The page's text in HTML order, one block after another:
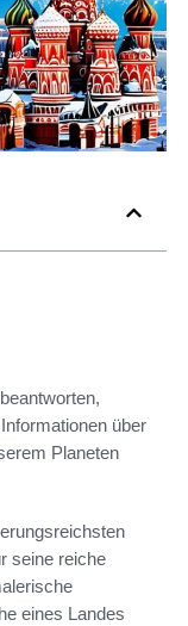
über
Planeten
seine reiche
eines Landes